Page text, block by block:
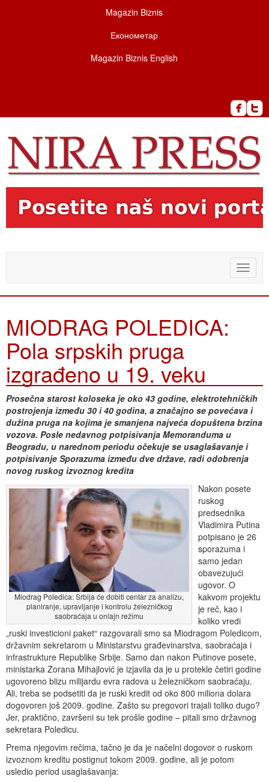
Magazin Biznis
Економетар
Magazin Biznis English
Toggle
MIODRAG POLEDICA:
Pola srpskih pruga
izgrađeno u 19. veku
Prosečna starost koloseka je oko 43 godine, elektrotehničkih
postrojenja između 30 i 40 godina, a značajno se povećava i
dužina pruga na kojima je smanjena najveća dopuštena brzina
vozova. Posle nedavnog potpisivanja Memoranduma u
Beogradu, u narednom periodu očekuje se usaglašavanje i
potpisivanje Sporazuma između dve države, radi odobrenja
novog ruskog izvoznog kredita
Miodrag Poledica: Srbija će dobiti centar za analizu,
planiranje, upravljanje i kontrolu železničkog
saobraćaja u onlajn režimu
Nakon posete
ruskog
predsednika
Vladimira Putina
potpisano je 26
sporazuma i
samo jedan
obavezujući
ugovor. O
kakvom projektu
je reč, kao i
koliko vredi
„ruski investicioni paket“ razgovarali smo sa Miodragom Poledicom,
državnim sekretarom u Ministarstvu građevinarstva, saobraćaja i
infrastrukture Republike Srbije. Samo dan nakon Putinove posete,
ministarka Zorana Mihajlović je izjavila da je u protekle četiri godine
ugovoreno blizu milijardu evra radova u železničkom saobraćaju.
Ali, treba se podsetiti da je ruski kredit od oko 800 miliona dolara
dogovoren još 2009. godine. Zašto su pregovori trajali toliko dugo?
Jer, praktično, završeni su tek prošle godine – pitali smo državnog
sekretara Poledicu.
Prema njegovim rečima, tačno je da je načelni dogovor o ruskom
izvoznom kreditu postignut tokom 2009. godine, ali je potom
usledio period usaglašavanja: